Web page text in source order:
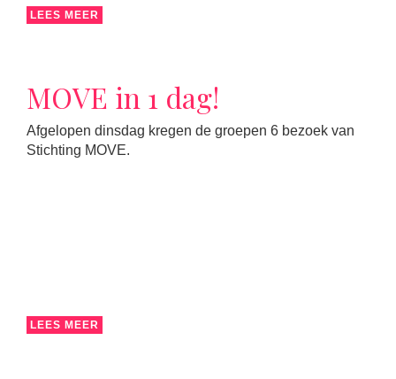
LEES MEER
MOVE in 1 dag!
Afgelopen dinsdag kregen de groepen 6 bezoek van
Stichting MOVE.
LEES MEER